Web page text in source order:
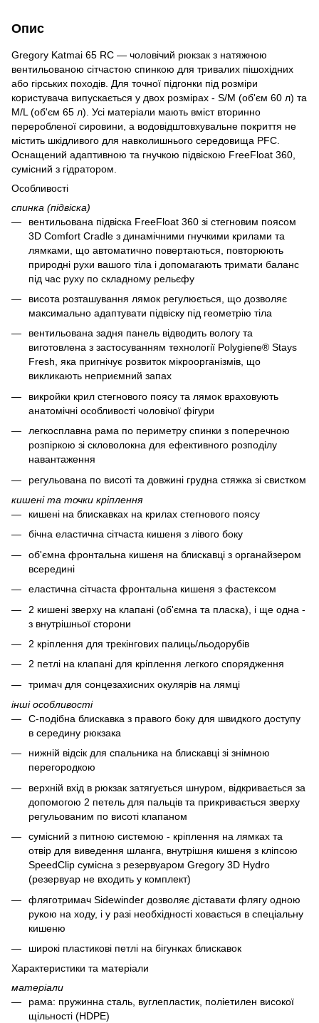
Опис
Gregory Katmai 65 RC — чоловічий рюкзак з натяжною
вентильованою сітчастою спинкою для тривалих пішохідних
або гірських походів. Для точної підгонки під розміри
користувача випускається у двох розмірах - S/M (об'єм 60 л) та
M/L (об'єм 65 л). Усі матеріали мають вміст вторинно
переробленої сировини, а водовідштовхувальне покриття не
містить шкідливого для навколишнього середовища PFC.
Оснащений адаптивною та гнучкою підвіскою FreeFloat 360,
сумісний з гідратором.
Особливості
спинка (підвіска)
вентильована підвіска FreeFloat 360 зі стегновим поясом
3D Comfort Cradle з динамічними гнучкими крилами та
лямками, що автоматично повертаються, повторюють
природні рухи вашого тіла і допомагають тримати баланс
під час руху по складному рельєфу
висота розташування лямок регулюється, що дозволяє
максимально адаптувати підвіску під геометрію тіла
вентильована задня панель відводить вологу та
виготовлена з застосуванням технології Polygiene® Stays
Fresh, яка пригнічує розвиток мікроорганізмів, що
викликають неприємний запах
викройки крил стегнового поясу та лямок враховують
анатомічні особливості чоловічої фігури
легкосплавна рама по периметру спинки з поперечною
розпіркою зі скловолокна для ефективного розподілу
навантаження
регульована по висоті та довжині грудна стяжка зі свистком
кишені та точки кріплення
кишені на блискавках на крилах стегнового поясу
бічна еластична сітчаста кишеня з лівого боку
об'ємна фронтальна кишеня на блискавці з органайзером
всередині
еластична сітчаста фронтальна кишеня з фастексом
2 кишені зверху на клапані (об'ємна та пласка), і ще одна -
з внутрішньої сторони
2 кріплення для трекінгових палиць/льодорубів
2 петлі на клапані для кріплення легкого спорядження
тримач для сонцезахисних окулярів на лямці
інші особливості
С-подібна блискавка з правого боку для швидкого доступу
в середину рюкзака
нижній відсік для спальника на блискавці зі знімною
перегородкою
верхній вхід в рюкзак затягується шнуром, відкривається за
допомогою 2 петель для пальців та прикривається зверху
регульованим по висоті клапаном
сумісний з питною системою - кріплення на лямках та
отвір для виведення шланга, внутрішня кишеня з кліпсою
SpeedClip сумісна з резервуаром Gregory 3D Hydro
(резервуар не входить у комплект)
фляготримач Sidewinder дозволяє діставати флягу одною
рукою на ходу, і у разі необхідності ховається в спеціальну
кишеню
широкі пластикові петлі на бігунках блискавок
Характеристики та матеріали
матеріали
рама: пружинна сталь, вуглепластик, поліетилен високої
щільності (HDPE)